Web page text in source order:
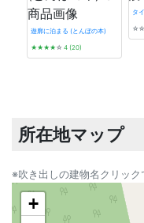
遊廓に泊まる (とんぼの本)
★★★★☆ 4 (20)
タ
所在地マップ
※吹き出しの建物名クリッ
+